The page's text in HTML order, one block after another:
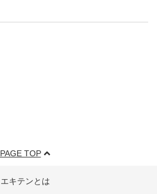
PAGE TOP
エキテンとは